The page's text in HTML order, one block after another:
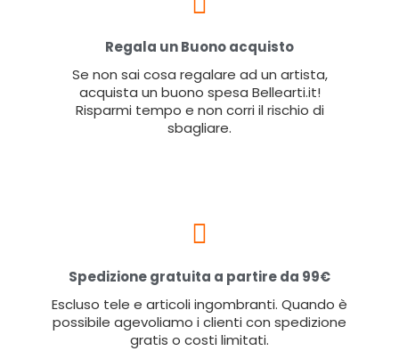
Regala un Buono acquisto
Se non sai cosa regalare ad un artista,
acquista un buono spesa Bellearti.it!
Risparmi tempo e non corri il rischio di
sbagliare.
Spedizione gratuita a partire da 99€
Escluso tele e articoli ingombranti. Quando è
possibile agevoliamo i clienti con spedizione
gratis o costi limitati.